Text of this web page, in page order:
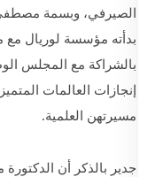
الصيرفي، وبسمة مصطفي
بالشراكة مع المجلس
إنجازات العالمات
مسيرتهن العلمية.
جدير بالذكر أن